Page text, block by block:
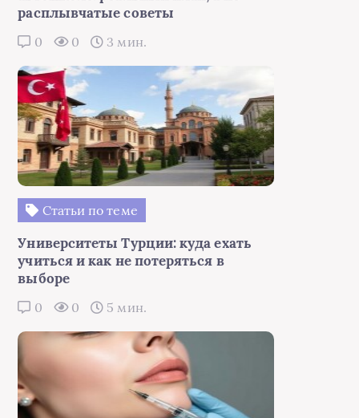
расплывчатые советы
0 0 3 мин.
Статьи по теме
Университеты Турции: куда ехать
учиться и как не потеряться в
выборе
0 0 5 мин.